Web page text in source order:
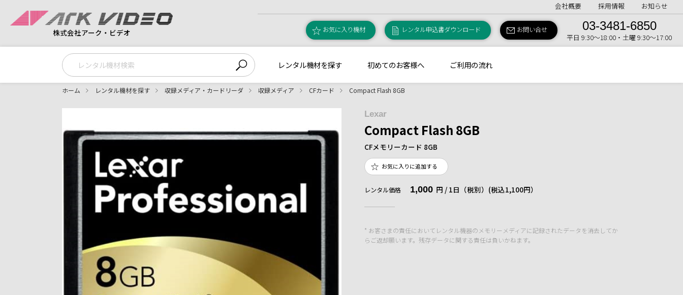
株式会社アーク・ビデオ
会社概要 採用情報 お知らせ
お気に入り機材 レンタル申込書ダウンロード お問い合せ 03-3481-6850
平日 9:30〜18:00・土曜 9:30〜17:00
レンタル機材を探す 初めてのお客様へ ご利用の流れ
ホーム レンタル機材を探す 収録メディア・カードリーダ 収録メディア CFカード Compact Flash 8GB
Lexar
Compact Flash 8GB
CFメモリーカード 8GB
お気に入りに追加する
レンタル価格 1,000 円 / 1日（税別） (税込1,100円）
* お客さまの責任においてレンタル機器のメモリーメディアに記録されたデータを消去してか
らご返却願います。残存データに関する責任は負いかねます。